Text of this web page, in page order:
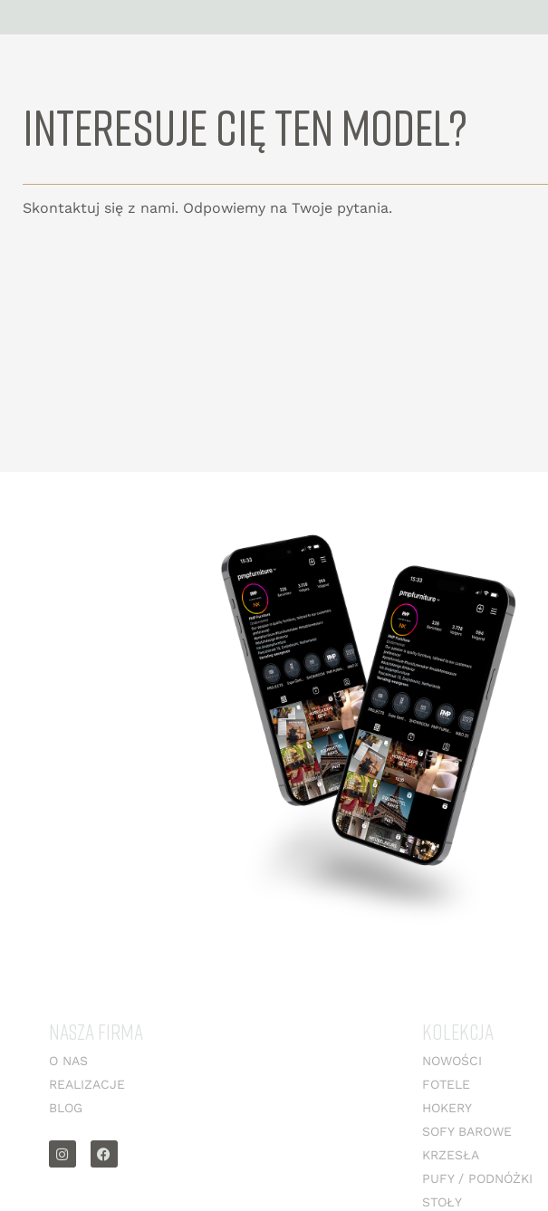
INTERESUJE CIĘ TEN MODEL?
Skontaktuj się z nami. Odpowiemy na Twoje pytania.
NASZA FIRMA
O NAS
REALIZACJE
BLOG
KOLEKCJA
NOWOŚCI
FOTELE
HOKERY
SOFY BAROWE
KRZESŁA
PUFY / PODNÓŻKI
STOŁY